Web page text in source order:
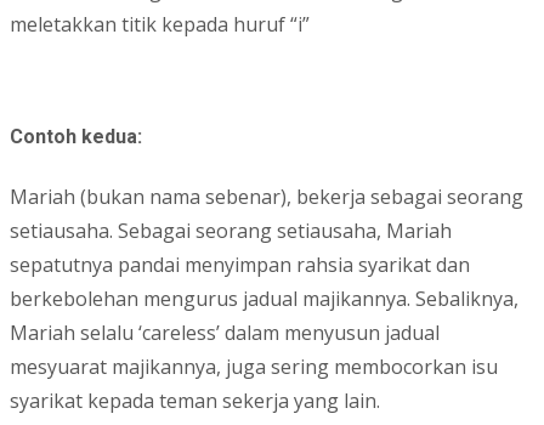
meletakkan titik kepada huruf “i”
Contoh kedua:
Mariah (bukan nama sebenar), bekerja sebagai seorang
setiausaha. Sebagai seorang setiausaha, Mariah
sepatutnya pandai menyimpan rahsia syarikat dan
berkebolehan mengurus jadual majikannya. Sebaliknya,
Mariah selalu ‘careless’ dalam menyusun jadual
mesyuarat majikannya, juga sering membocorkan isu
syarikat kepada teman sekerja yang lain.